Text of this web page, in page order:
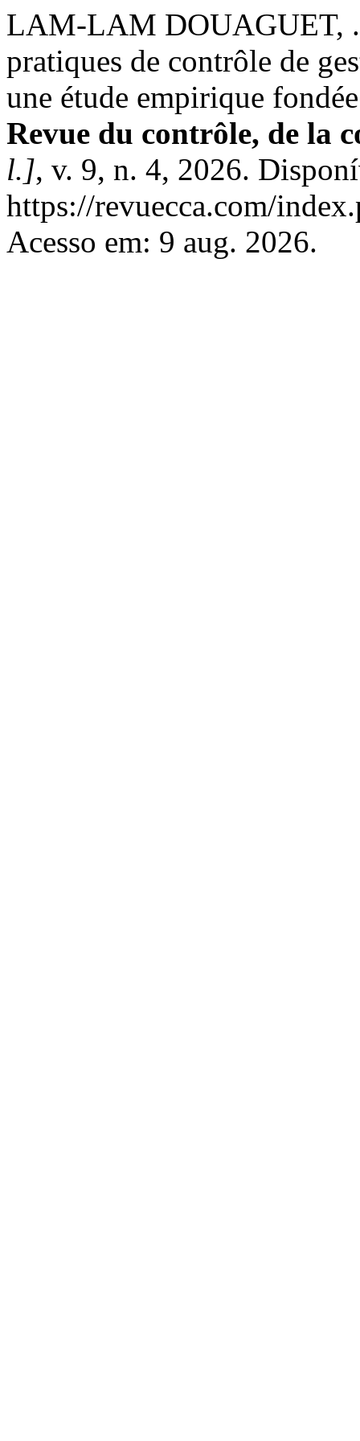
LAM-LAM DOUAGUET, .
pratiques de contrôle de
une étude empirique
Revue du contrôle, de la
l.], v. 9, n. 4, 2026.
https://revuecca.com/
Acesso em: 9 aug. 2026.